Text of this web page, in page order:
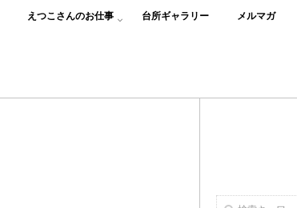
えつこさんのお仕事 台所ギャラリー メルマガ